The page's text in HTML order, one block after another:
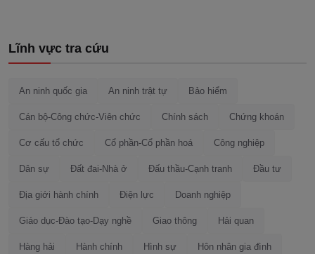
Lĩnh vực tra cứu
An ninh quốc gia An ninh trật tự Bảo hiểm
Cán bộ-Công chức-Viên chức Chính sách Chứng khoán
Cơ cấu tổ chức Cổ phần-Cổ phần hoá Công nghiệp
Dân sự Đất đai-Nhà ở Đấu thầu-Cạnh tranh Đầu tư
Địa giới hành chính Điện lực Doanh nghiệp
Giáo dục-Đào tạo-Dạy nghề Giao thông Hải quan
Hàng hải Hành chính Hình sự Hôn nhân gia đình